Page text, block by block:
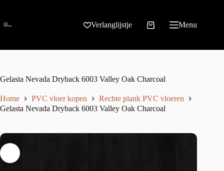
Verlanglijstje Menu
Gelasta Nevada Dryback 6003 Valley Oak Charcoal
Home PVC vloer kopen
Rechte plank PVC vloeren
Gelasta Nevada Dryback 6003 Valley Oak Charcoal